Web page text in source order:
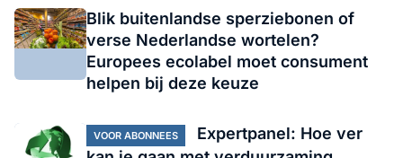
Blik buitenlandse sperziebonen of
verse Nederlandse wortelen?
Europees ecolabel moet consument
helpen bij deze keuze
VOOR ABONNEES
Expertpanel: Hoe ver